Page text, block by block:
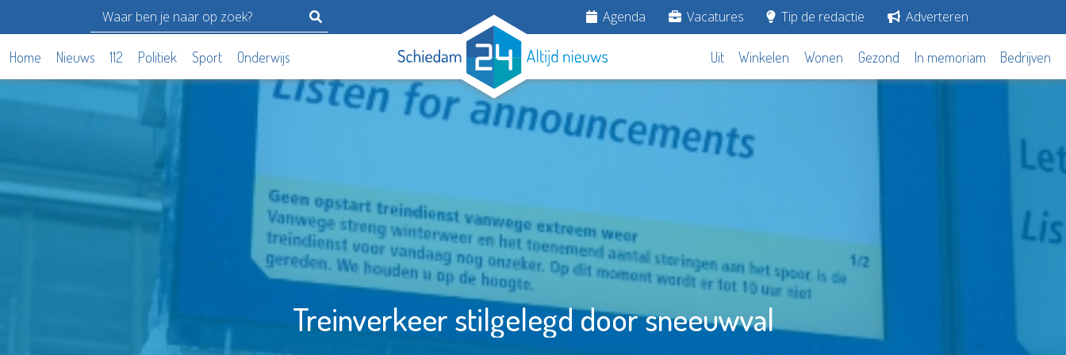
Agenda Vacatures Tip de redactie Adverteren
Home Nieuws 112 Politiek Sport Onderwijs Uit Winkelen Wonen Gezond In memoriam Bedrijven
Treinverkeer stilgelegd door sneeuwval